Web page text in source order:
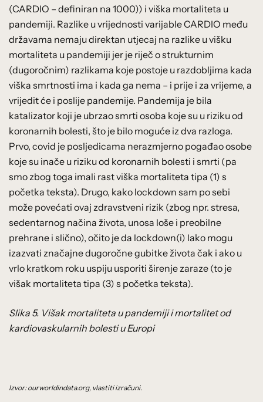
(CARDIO – definiran na 1000)) i viška mortaliteta u
pandemiji. Razlike u vrijednosti varijable CARDIO među
državama nemaju direktan utjecaj na razlike u višku
mortaliteta u pandemiji jer je riječ o strukturnim
(dugoročnim) razlikama koje postoje u razdobljima kada
viška smrtnosti ima i kada ga nema – i prije i za vrijeme, a
vrijedit će i poslije pandemije. Pandemija je bila
katalizator koji je ubrzao smrti osoba koje su u riziku od
koronarnih bolesti, što je bilo moguće iz dva razloga.
Prvo, covid je posljedicama nerazmjerno pogađao osobe
koje su inače u riziku od koronarnih bolesti i smrti (pa
smo zbog toga imali rast viška mortaliteta tipa (1) s
početka teksta). Drugo, kako lockdown sam po sebi
može povećati ovaj zdravstveni rizik (zbog npr. stresa,
sedentarnog načina života, unosa loše i preobilne
prehrane i slično), očito je da lockdown(i) lako mogu
izazvati značajne dugoročne gubitke života čak i ako u
vrlo kratkom roku uspiju usporiti širenje zaraze (to je
višak mortaliteta tipa (3) s početka teksta).
Slika 5. Višak mortaliteta u pandemiji i mortalitet od
kardiovaskularnih bolesti u Europi
Izvor: ourworldindata.org, vlastiti izračuni.